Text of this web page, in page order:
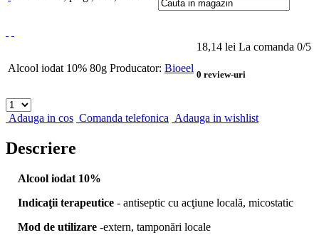
Alcool iodat 10% 80g Producator: Bioeel
18,14 lei La comanda 0/5
0 review-uri
Adauga in cos Comanda telefonica Adauga in wishlist
Descriere
Alcool iodat 10%
Indicaţii terapeutice - antiseptic cu acţiune locală, micostatic
Mod de utilizare -extern, tamponări locale